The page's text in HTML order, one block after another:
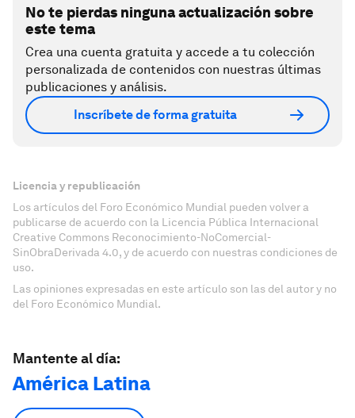
No te pierdas ninguna actualización sobre
este tema
Crea una cuenta gratuita y accede a tu colección
personalizada de contenidos con nuestras últimas
publicaciones y análisis.
Inscríbete de forma gratuita
Licencia y republicación
Los artículos del Foro Económico Mundial pueden volver a
publicarse de acuerdo con la Licencia Pública Internacional
Creative Commons Reconocimiento-NoComercial-
SinObraDerivada 4.0, y de acuerdo con nuestras condiciones de
uso.
Las opiniones expresadas en este artículo son las del autor y no
del Foro Económico Mundial.
Mantente al día:
América Latina